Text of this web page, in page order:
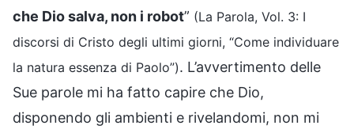
che Dio salva, non i robot” (La Parola, Vol. 3: I
discorsi di Cristo degli ultimi giorni, “Come individuare
la natura essenza di Paolo”). L’avvertimento delle
Sue parole mi ha fatto capire che Dio,
disponendo gli ambienti e rivelandomi, non mi